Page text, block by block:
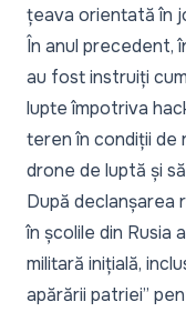
țeava orientată în
În anul precedent,
au fost instruiți
lupte împotriva
teren în condiții de
drone de luptă și
După declanșarea
în școlile din
militară inițială,
apărării patriei”